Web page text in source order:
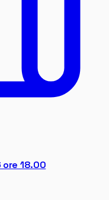
ore 18.00